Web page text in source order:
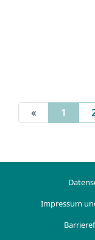
« 1
Impressum